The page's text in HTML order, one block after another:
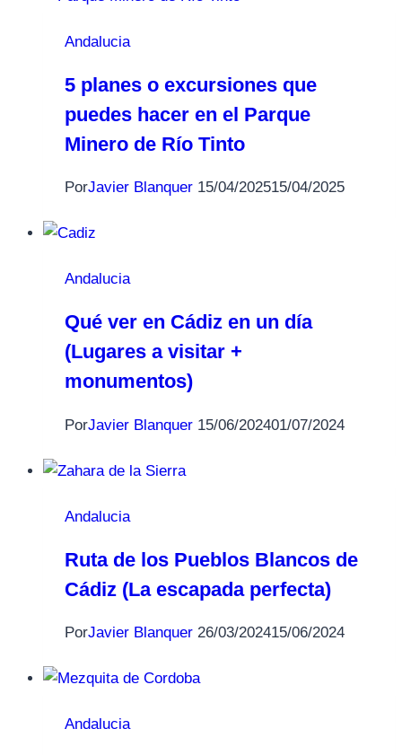
Andalucia
5 planes o excursiones que
puedes hacer en el Parque
Minero de Río Tinto
PorJavier Blanquer 15/04/202515/04/2025
Andalucia
Qué ver en Cádiz en un día
(Lugares a visitar +
monumentos)
PorJavier Blanquer 15/06/202401/07/2024
Andalucia
Ruta de los Pueblos Blancos de
Cádiz (La escapada perfecta)
PorJavier Blanquer 26/03/202415/06/2024
Andalucia